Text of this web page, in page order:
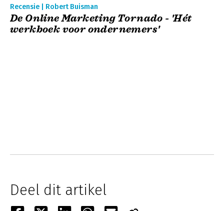
Recensie | Robert Buisman
De Online Marketing Tornado - 'Hét
werkboek voor ondernemers'
Deel dit artikel